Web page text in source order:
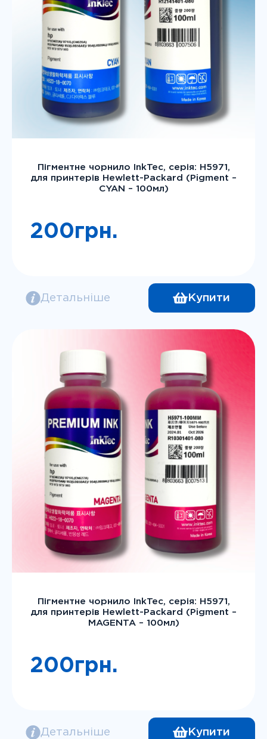
Пігментне чорнило InkTec, серія: H5971,
для принтерів Hewlett-Packard (Pigment –
CYAN – 100мл)
200грн.
Детальніше Купити
Пігментне чорнило InkTec, серія: H5971,
для принтерів Hewlett-Packard (Pigment –
MAGENTA – 100мл)
200грн.
Детальніше Купити